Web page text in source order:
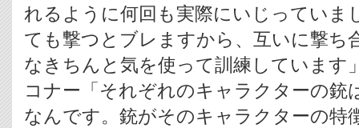
れるように何回も実際にいじっていま
ても撃つとブレますから、互いに撃ち
なきちんと気を使って訓練しています
コナー「それぞれのキャラクターの銃
なんです。銃がそのキャラクターの特